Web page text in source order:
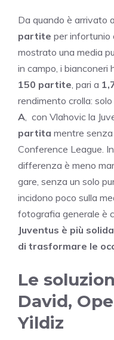
Da quando è arrivato
partite per infortunio
mostrato una media
in campo, i bianconeri
150 partite , pari a
rendimento crolla: solo
A , con Vlahovic la
partita mentre
Conference League.
differenza è meno
gare, senza un solo
incidono poco sulla
fotografia generale è
Juventus è più
di trasformare le
Le
David,
Yildiz